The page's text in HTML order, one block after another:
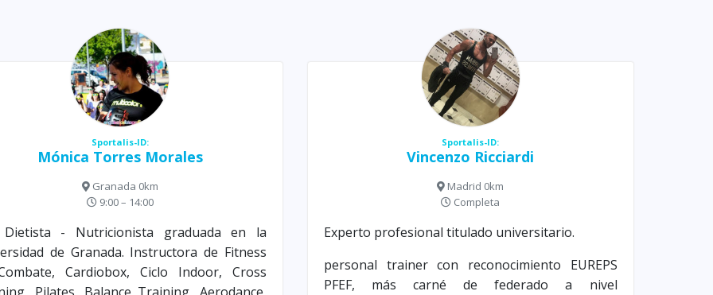
Sportalis-ID:
Mónica Torres Morales
Granada 0km
9:00 – 14:00
Dietista - Nutricionista graduada en la
de Granada. Instructora de Fitness
Cardiobox, Ciclo Indoor, Cross
Sportalis-ID:
Vincenzo Ricciardi
Madrid 0km
Completa
Experto profesional titulado universitario.
personal trainer con reconocimiento EUREPS
PFEF, más carné de federado a nivel